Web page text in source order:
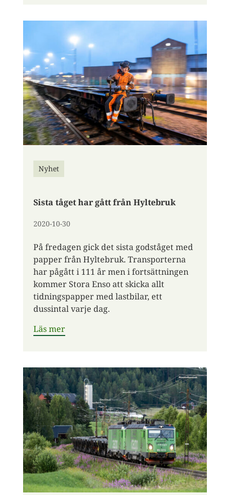
Nyhet
Sista tåget har gått från Hyltebruk
2020-10-30
På fredagen gick det sista godståget med
papper från Hyltebruk. Transporterna
har pågått i 111 år men i fortsättningen
kommer Stora Enso att skicka allt
tidningspapper med lastbilar, ett
dussintal varje dag.
Läs mer